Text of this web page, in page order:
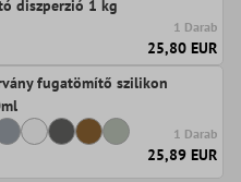
diszperzió 1 kg
1 Darab
25,80 EUR
fugatömítő szilikon
1 Darab
25,89 EUR